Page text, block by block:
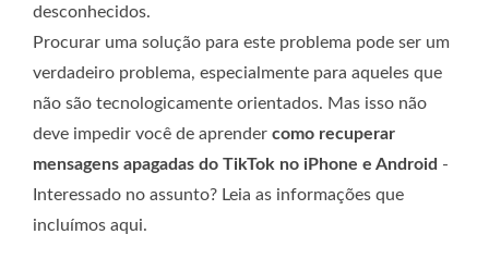
desconhecidos.
Procurar uma solução para este problema pode ser um
verdadeiro problema, especialmente para aqueles que
não são tecnologicamente orientados. Mas isso não
deve impedir você de aprender como recuperar
mensagens apagadas do TikTok no iPhone e Android -
Interessado no assunto? Leia as informações que
incluímos aqui.